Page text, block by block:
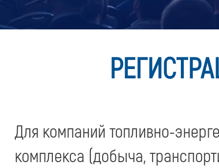
Для компаний топливно-
комплекса (добыча,